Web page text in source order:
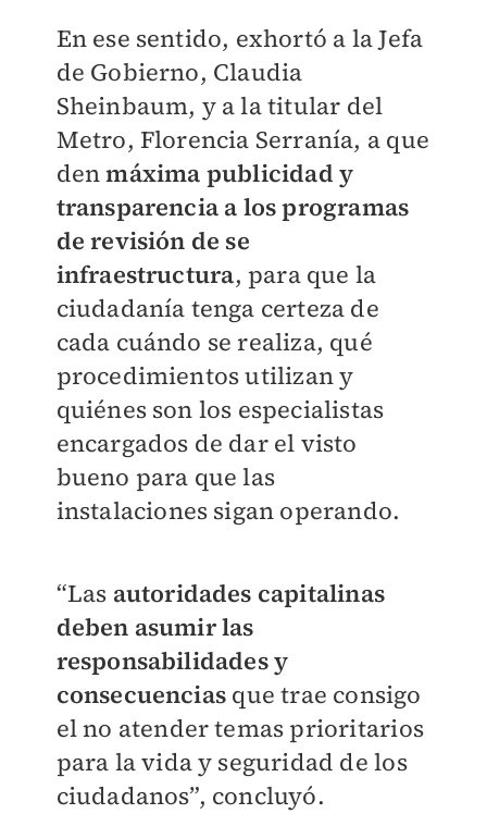
En ese sentido, exhortó a la Jefa
de Gobierno, Claudia
Sheinbaum, y a la titular del
Metro, Florencia Serranía, a que
denmáxima publicidad y
transparencia a los programas
de revisión de se
infraestructura, para que la
ciudadanía tenga certeza de
cada cuándo se realiza, qué
procedimientos utilizan y
quiénes son los especialistas
encargados de dar el visto
bueno para que las
instalaciones sigan operando.
“Las autoridades capitalinas
deben asumir las
responsabilidades y
consecuencias que trae consigo
el no atender temas prioritarios
para la vida y seguridad de los
ciudadanos”, concluyó.